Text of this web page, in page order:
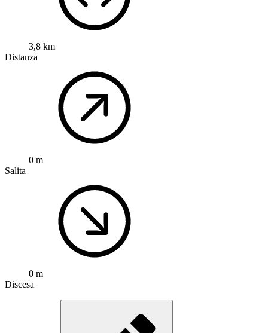
3,8 km
Distanza
0 m
Salita
0 m
Discesa